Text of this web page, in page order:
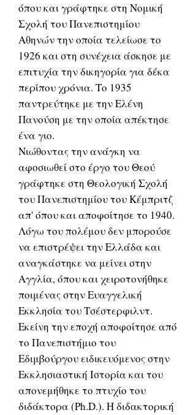
όπου και γράφτηκε στη Νομική
Σχολή του Πανεπιστημίου
Αθηνών την οποία τελείωσε το
1926 και στη συνέχεια άσκησε με
επιτυχία την δικηγορία για δέκα
περίπου χρόνια. Το 1935
παντρεύτηκε με την Ελένη
Πανούση με την οποία απέκτησε
ένα γιο.
Νιώθοντας την ανάγκη να
αφοσιωθεί στο έργο του Θεού
γράφτηκε στη Θεολογική Σχολή
του Πανεπιστημίου του Κέμπριτζ
απ' όπου και αποφοίτησε το 1940.
Λόγω του πολέμου δεν μπορούσε
να επιστρέψει την Ελλάδα και
αναγκάστηκε να μείνει στην
Αγγλία, όπου και χειροτονήθηκε
ποιμένας στην Ευαγγελική
Εκκλησία του Τσέστερφιλντ.
Εκείνη την εποχή αποφοίτησε από
το Πανεπιστήμιο του
Εδιμβούργου ειδικευόμενος στην
Εκκλησιαστική Ιστορία και του
απονεμήθηκε το πτυχίο του
διδάκτορα (Ph.D.). Η διδακτορική